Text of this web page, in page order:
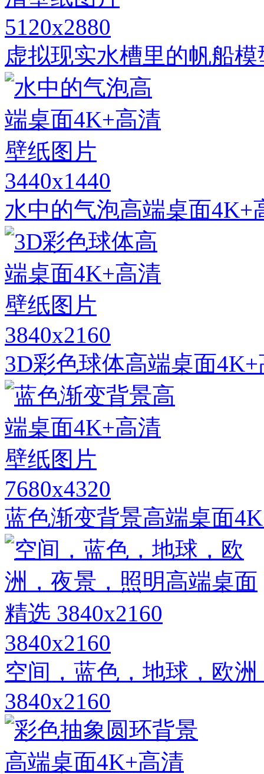
5120x2880
虚拟现实水槽里的帆船
3440x1440
水中的气泡高端桌面4K+
3840x2160
3D彩色球体高端桌面
7680x4320
蓝色渐变背景高端桌面
3840x2160
空间，蓝色，地球，欧
3840x2160